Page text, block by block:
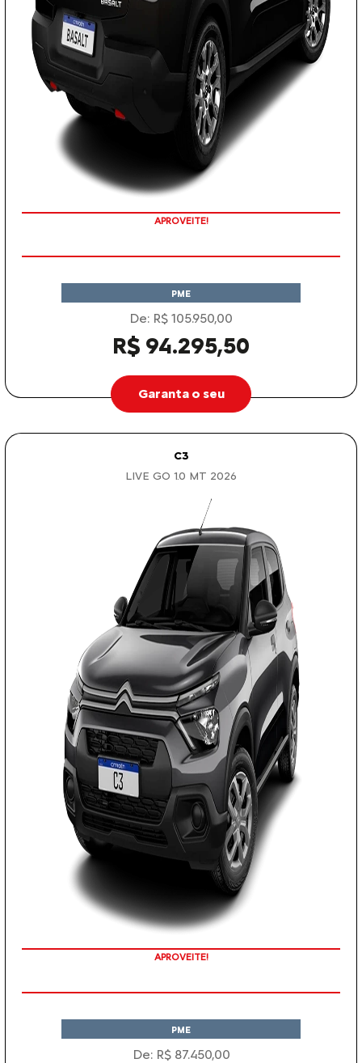
APROVEITE!
PME
De: R$ 105.950,00
R$ 94.295,50
Garanta o seu
C3
LIVE GO 1.0 MT 2026
APROVEITE!
PME
De: R$ 87.450,00